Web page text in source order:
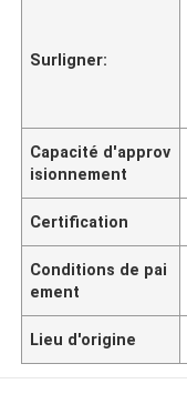
Surligner:
Capacité d'approv
isionnement
Certification
Conditions de pai
ement
Lieu d'origine